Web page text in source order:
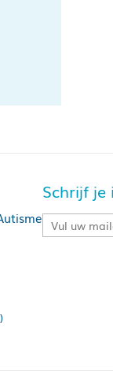
Schrijf je